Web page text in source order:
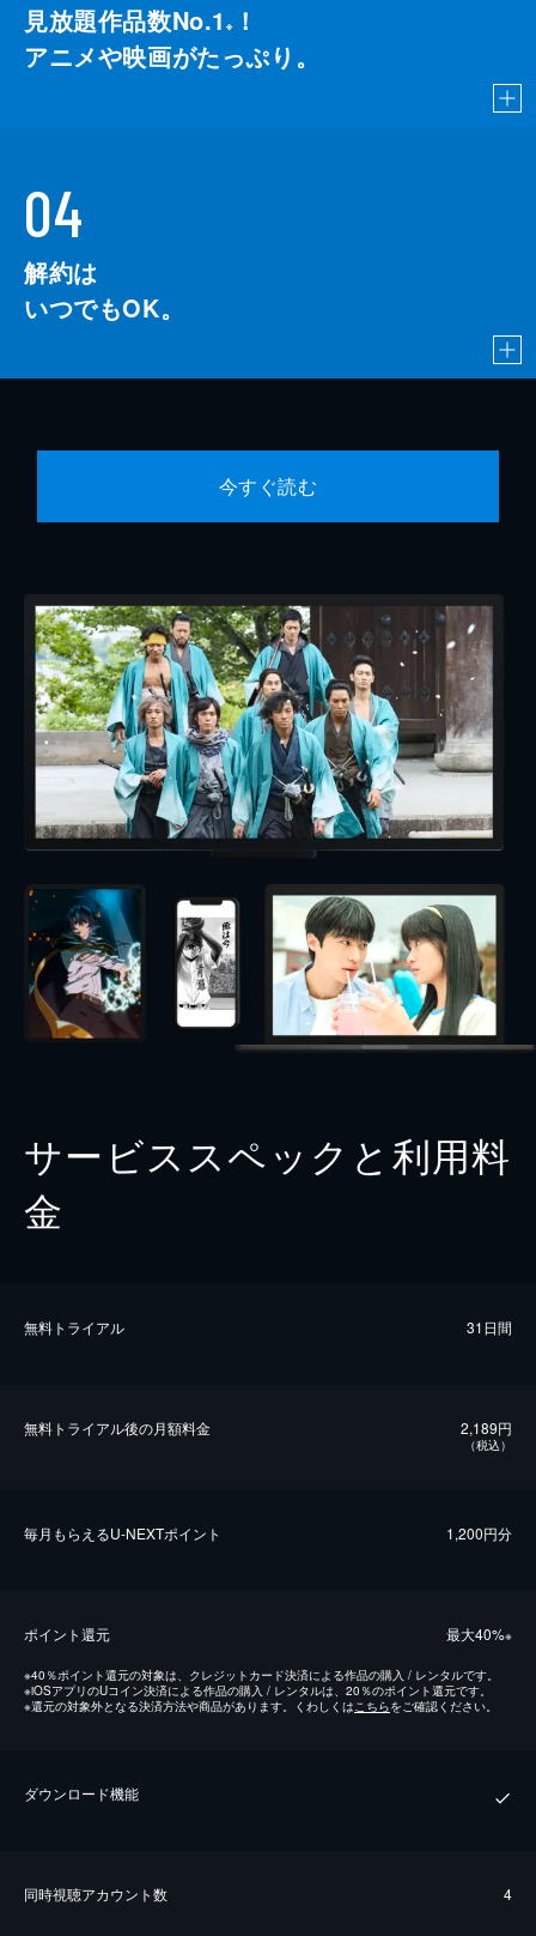
見放題作品数No.1 ※
！
アニメや映画がたっぷり。
04
解約は
いつでもOK。
今すぐ読む
サービススペックと利用料
金
無料トライアル 31日間
無料トライアル後の⽉額料金 2,189円
（税込）
毎⽉もらえるU-NEXTポイント 1,200円分
ポイント還元 最⼤40%※
※40％ポイント還元の対象は、クレジットカード決済による作品の購入 / レンタルです。
※iOSアプリのUコイン決済による作品の購入 / レンタルは、20％のポイント還元です。
※還元の対象外となる決済方法や商品があります。くわしくはこちらをご確認ください。
ダウンロード機能
同時視聴アカウント数 4